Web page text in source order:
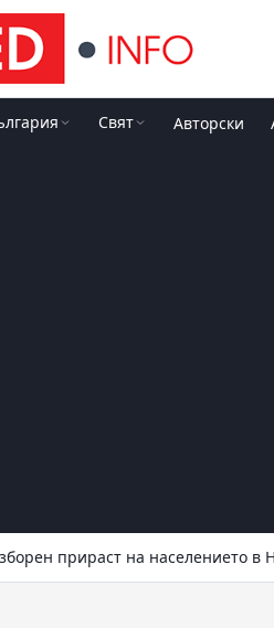
Свят Авторски
прираст на населението в